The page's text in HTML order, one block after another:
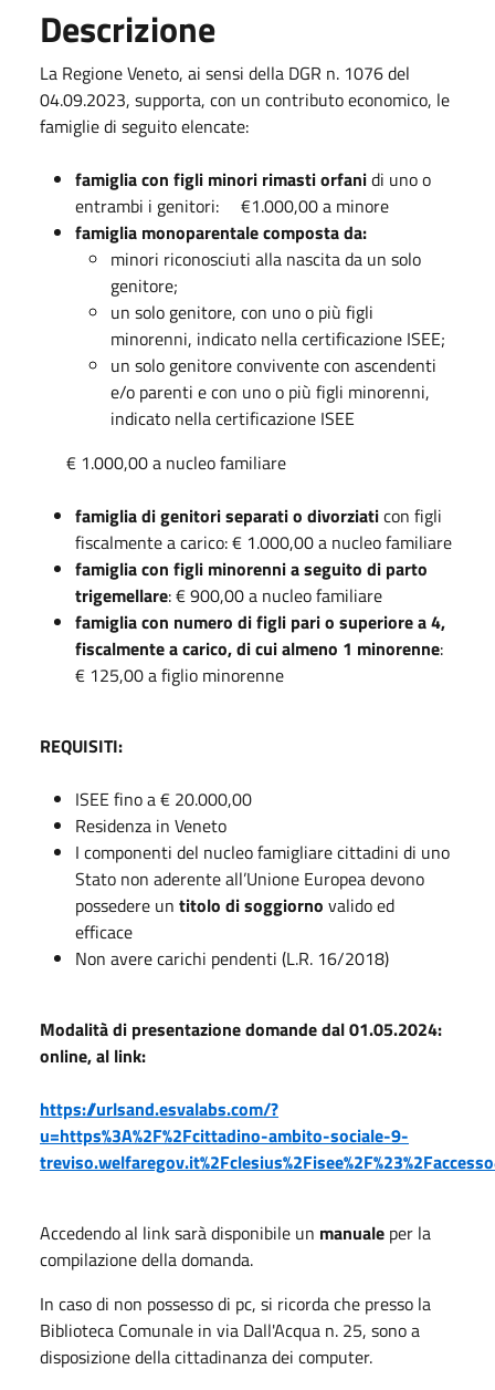
Descrizione
La Regione Veneto, ai sensi della DGR n. 1076 del
04.09.2023, supporta, con un contributo economico, le
famiglie di seguito elencate:
famiglia con figli minori rimasti orfanidi uno o
entrambi i genitori: €1.000,00 a minore
famiglia monoparentale composta da:
minori riconosciuti alla nascita da un solo
genitore;
un solo genitore, con uno o più figli
minorenni, indicato nella certificazione ISEE;
un solo genitore convivente con ascendenti
e/o parenti e con uno o più figli minorenni,
indicato nella certificazione ISEE
€ 1.000,00 a nucleo familiare
famiglia di genitori separati o divorziaticon figli
fiscalmente a carico: € 1.000,00 a nucleo familiare
famiglia con figli minorenni a seguito di parto
trigemellare: € 900,00 a nucleo familiare
famiglia con numero di figli pari o superiore a 4,
fiscalmente a carico, di cui almeno 1 minorenne:
€ 125,00 a figlio minorenne
REQUISITI:
ISEE fino a € 20.000,00
Residenza in Veneto
I componenti del nucleo famigliare cittadini di uno
Stato non aderente all’Unione Europea devono
possedere un titolo di soggiorno valido ed
efficace
Non avere carichi pendenti (L.R. 16/2018)
Modalità di presentazione domande dal 01.05.2024:
online, al link:
https://urlsand.esvalabs.com/?
u=https%3A%2F%2Fcittadino-ambito-sociale-9-
Accedendo al link sarà disponibile un manuale per la
compilazione della domanda.
In caso di non possesso di pc, si ricorda che presso la
Biblioteca Comunale in via Dall'Acqua n. 25, sono a
disposizione della cittadinanza dei computer.